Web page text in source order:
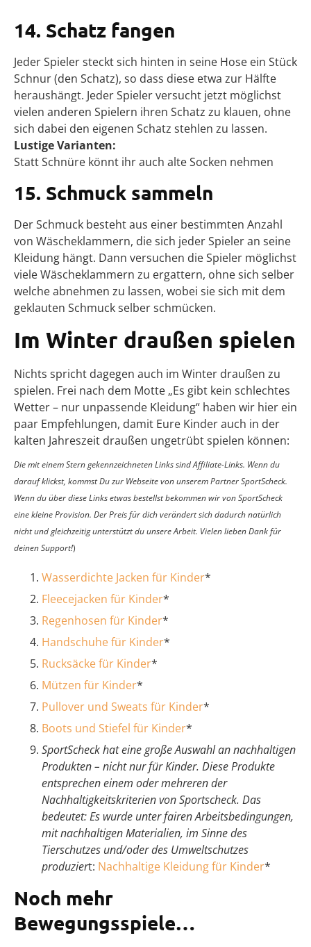
14. Schatz fangen
Jeder Spieler steckt sich hinten in seine Hose ein Stück
Schnur (den Schatz), so dass diese etwa zur Hälfte
heraushängt. Jeder Spieler versucht jetzt möglichst
vielen anderen Spielern ihren Schatz zu klauen, ohne
sich dabei den eigenen Schatz stehlen zu lassen.
Lustige Varianten:
Statt Schnüre könnt ihr auch alte Socken nehmen
15. Schmuck sammeln
Der Schmuck besteht aus einer bestimmten Anzahl
von Wäscheklammern, die sich jeder Spieler an seine
Kleidung hängt. Dann versuchen die Spieler möglichst
viele Wäscheklammern zu ergattern, ohne sich selber
welche abnehmen zu lassen, wobei sie sich mit dem
geklauten Schmuck selber schmücken.
Im Winter draußen spielen
Nichts spricht dagegen auch im Winter draußen zu
spielen. Frei nach dem Motte „Es gibt kein schlechtes
Wetter – nur unpassende Kleidung“ haben wir hier ein
paar Empfehlungen, damit Eure Kinder auch in der
kalten Jahreszeit draußen ungetrübt spielen können:
Die mit einem Stern gekennzeichneten Links sind Affiliate-Links. Wenn du
darauf klickst, kommst Du zur Webseite von unserem Partner SportScheck.
Wenn du über diese Links etwas bestellst bekommen wir von SportScheck
eine kleine Provision. Der Preis für dich verändert sich dadurch natürlich
nicht und gleichzeitig unterstützt du unsere Arbeit. Vielen lieben Dank für
deinen Support!)
Wasserdichte Jacken für Kinder*
Fleecejacken für Kinder*
Regenhosen für Kinder*
Handschuhe für Kinder*
Rucksäcke für Kinder*
Mützen für Kinder*
Pullover und Sweats für Kinder*
Boots und Stiefel für Kinder*
SportScheck hat eine große Auswahl an nachhaltigen
Produkten – nicht nur für Kinder. Diese Produkte
entsprechen einem oder mehreren der
Nachhaltigkeitskriterien von Sportscheck. Das
bedeutet: Es wurde unter fairen Arbeitsbedingungen,
mit nachhaltigen Materialien, im Sinne des
Tierschutzes und/oder des Umweltschutzes
produziert: Nachhaltige Kleidung für Kinder*
Noch mehr
Bewegungsspiele…